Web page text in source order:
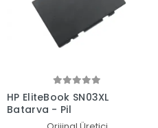
HP EliteBook SN03XL
Batarya - Pil